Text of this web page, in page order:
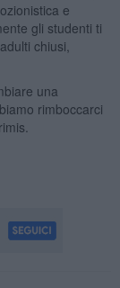
e
gli studenti ti
chiusi,
una
rimboccarci